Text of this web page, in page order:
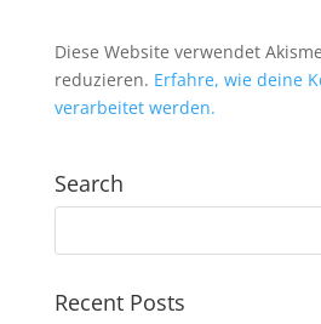
Diese Website verwendet
reduzieren. Erfahre, wie deine
verarbeitet werden.
Search
Recent Posts